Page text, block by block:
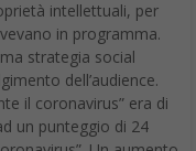
strategia social
dell’audience.
il coronavirus” era di
un punteggio di 24
Un aumento